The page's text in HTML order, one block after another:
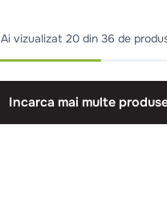
Ai vizualizat 20 din 36 de
Incarca mai multe